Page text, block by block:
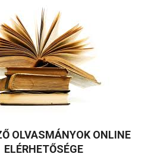
OLVASMÁNYOK ONLINE
ELÉRHETŐSÉGE